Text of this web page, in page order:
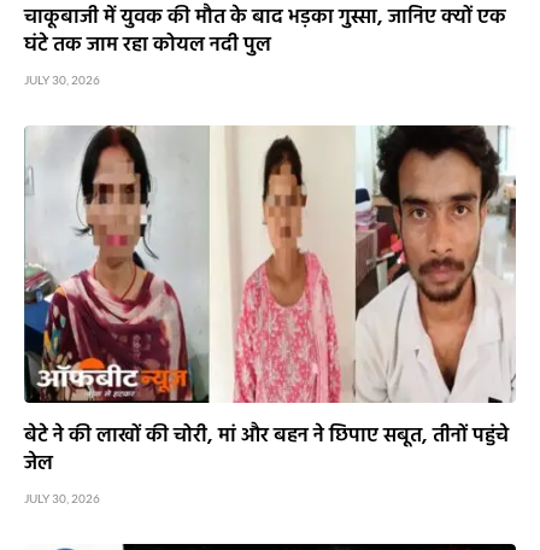
चाकूबाजी में युवक की मौत के बाद भड़का गुस्सा, जानिए क्यों एक
घंटे तक जाम रहा कोयल नदी पुल
JULY 30, 2026
बेटे ने की लाखों की चोरी, मां और बहन ने छिपाए सबूत, तीनों पहुंचे
जेल
JULY 30, 2026